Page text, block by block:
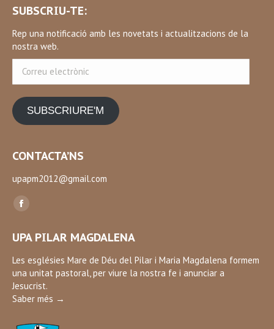
SUBSCRIU-TE:
Rep una notificació amb les novetats i actualitzacions de la
nostra web.
electrònic
SUBSCRIURE'M
CONTACTA’NS
upapm2012@gmail.com
Find us on:
Facebook
opens
in
new
window
UPA PILAR MAGDALENA
Les esglésies Mare de Déu del Pilar i Maria Magdalena formem
una unitat pastoral, per viure la nostra fe i anunciar a
Jesucrist.
Saber més →